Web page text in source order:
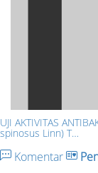
UJI AKTIVITAS
spinosus Linn) T…
Komentar